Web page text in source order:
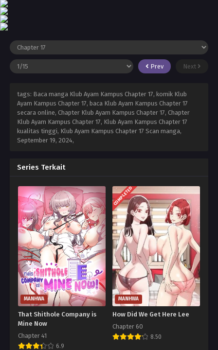
Prev Next
tags: Baca manga Klub Ayam Kampus Chapter 17, komik Klub
Ayam Kampus Chapter 17, baca Klub Ayam Kampus Chapter 17
secara online, Chapter Klub Ayam Kampus Chapter 17, Chapter
Klub Ayam Kampus Chapter 17, Klub Ayam Kampus Chapter 17
kualitas tinggi, Klub Ayam Kampus Chapter 17 Scan manga,
September 19, 2024,
Series Terkait
MANHWA
That Shithole Company is
Mine Now
Chapter 41
6.9
COMPLETED
MANHWA
How Did We Get Here Lee
Chapter 60
8.50